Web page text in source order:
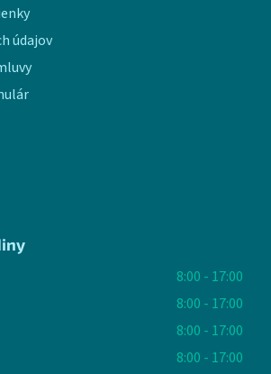
údajov
8:00 - 17:00
8:00 - 17:00
8:00 - 17:00
8:00 - 17:00